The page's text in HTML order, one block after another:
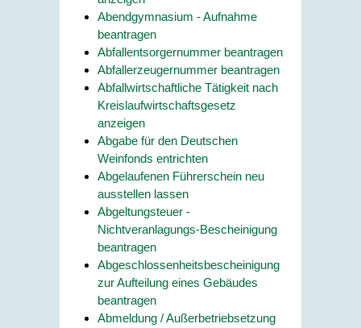
Abendgymnasium - Aufnahme
beantragen
Abfallentsorgernummer beantragen
Abfallerzeugernummer beantragen
Abfallwirtschaftliche Tätigkeit nach
Kreislaufwirtschaftsgesetz
anzeigen
Abgabe für den Deutschen
Weinfonds entrichten
Abgelaufenen Führerschein neu
ausstellen lassen
Abgeltungsteuer -
Nichtveranlagungs-Bescheinigung
beantragen
Abgeschlossenheitsbescheinigung
zur Aufteilung eines Gebäudes
beantragen
Abmeldung / Außerbetriebsetzung